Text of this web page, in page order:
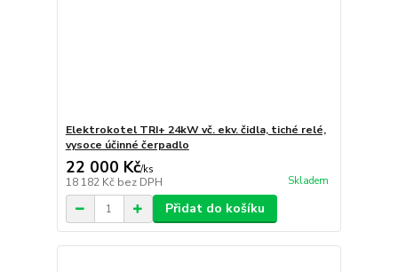
Elektrokotel TRI+ 24kW vč. ekv. čidla, tiché relé,
vysoce účinné čerpadlo
22 000 Kč/ks
18 182 Kč bez DPH Skladem
Přidat do košíku